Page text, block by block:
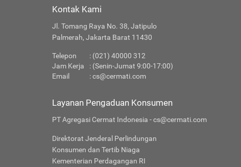
Kontak Kami
Jl. Tomang Raya No. 38, Jatipulo
Palmerah, Jakarta Barat 11430
Telepon
: (021) 40000 312
Jam Kerja
: (Senin-Jumat 9:00-17:00)
Email
:cs@cermati.com
Layanan Pengaduan Konsumen
PT Agregasi Cermat Indonesia - cs@cermati.com
Direktorat Jenderal Perlindungan
Konsumen dan Tertib Niaga
Kementerian Perdagangan RI